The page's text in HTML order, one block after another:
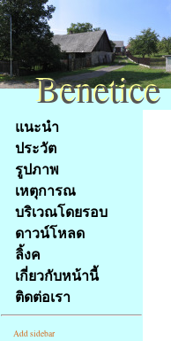
obsah
stránky
Klávesové
zkratky
tomto
webu
základní
Hlavní
strana
แนะนำ
ประวัต
รูปภาพ
เหตุการณ
บริเวณโดยรอบ
ดาวน์โหลด
ลิ้งค
เกี่ยวกับหน้านี้
ติดต่อเรา
Add sidebar
Benetice
Benetice